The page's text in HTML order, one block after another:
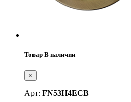
Товар В наличии
×
Арт: FN53H4ECB